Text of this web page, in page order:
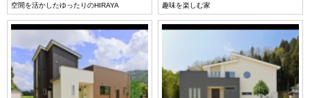
空間を活かしたゆったりのHIRAYA 趣味を楽しむ家